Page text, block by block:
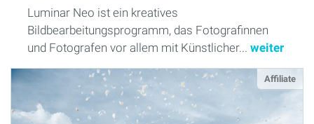
Luminar Neo ist ein kreatives
Bildbearbeitungsprogramm, das Fotografinnen
und Fotografen vor allem mit Künstlicher... weiter
Affiliate